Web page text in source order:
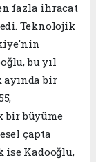
fazla ihracat
Teknolojik
bu yıl
ayında bir
bir büyüme
çapta
Kadooğlu,